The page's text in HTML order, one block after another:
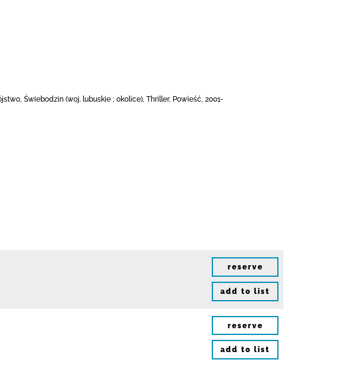
Świebodzin (woj. lubuskie ; okolice), Thriller, Powieść, 2001-
reserve
add to list
reserve
add to list